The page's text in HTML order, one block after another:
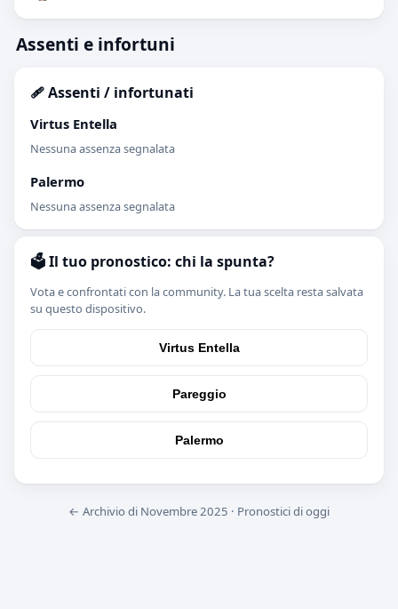
Assenti e infortuni
🩹 Assenti / infortunati
Virtus Entella
Nessuna assenza segnalata
Palermo
Nessuna assenza segnalata
🗳️ Il tuo pronostico: chi la spunta?
Vota e confrontati con la community. La tua scelta resta salvata
su questo dispositivo.
Virtus Entella
Pareggio
Palermo
← Archivio di Novembre 2025 · Pronostici di oggi